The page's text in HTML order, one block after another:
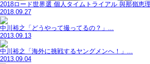
2018ロード世界選 個人タイムトライアル 與那嶺恵
2018.09.27
中川裕之「どうやって撮ってるの？」...
2013.09.13
中川裕之「海外に挑戦するヤングメンへ！」...
2013.09.04